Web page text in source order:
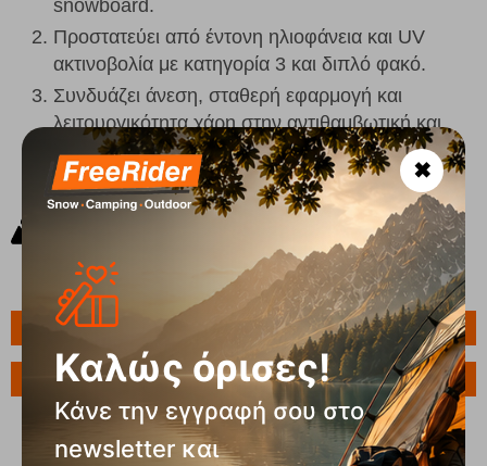
snowboard.
Προστατεύει από έντονη ηλιοφάνεια και UV
ακτινοβολία με κατηγορία 3 και διπλό φακό.
Συνδυάζει άνεση, σταθερή εφαρμογή και
λειτουργικότητα χάρη στην αντιθαμβωτική και
διπλής πυκνότητας αφρώδη κατασκευή.
Πληροφορίες
Ερώτηση για το προϊόν
✖
Καλώς όρισες!
Κάνε την εγγραφή σου στο
newsletter και